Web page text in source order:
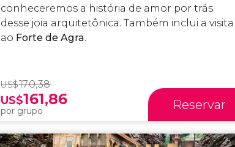
conheceremos a história de amor por trás
desse joia arquitetônica. Também inclui a visita
ao Forte de Agra.
US$170,38
US$161,86
por grupo Reservar